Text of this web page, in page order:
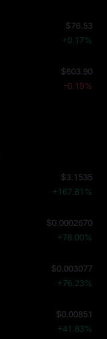
$76.53
+0.17%
$603.90
-0.19%
$3.1535
+167.81%
$0.0002670
+78.00%
$0.003077
+76.23%
$0.00851
+41.83%